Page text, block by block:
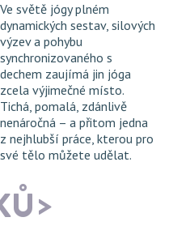
Ve světě jógy plném
dynamických sestav, silových
výzev a pohybu
synchronizovaného s
dechem zaujímá jin jóga
zcela výjimečné místo.
Tichá, pomalá, zdánlivě
nenáročná – a přitom jedna
z nejhlubší práce, kterou pro
své tělo můžete udělat.